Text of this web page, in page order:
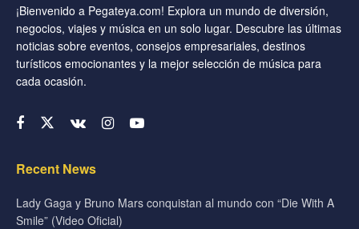
¡Bienvenido a Pegateya.com! Explora un mundo de diversión,
negocios, viajes y música en un solo lugar. Descubre las últimas
noticias sobre eventos, consejos empresariales, destinos
turísticos emocionantes y la mejor selección de música para
cada ocasión.
Recent News
Lady Gaga y Bruno Mars conquistan al mundo con “Die With A
Smile” (Video Oficial)